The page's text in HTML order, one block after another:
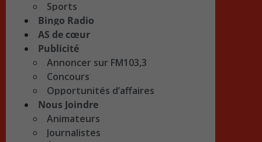
Sports
Bingo Radio
AS de cœur
Publicité
Annoncer sur FM103,3
Concours
Opportunités d’affaires
Nous Joindre
Animateurs
Journalistes